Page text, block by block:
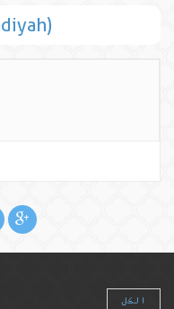
الكل